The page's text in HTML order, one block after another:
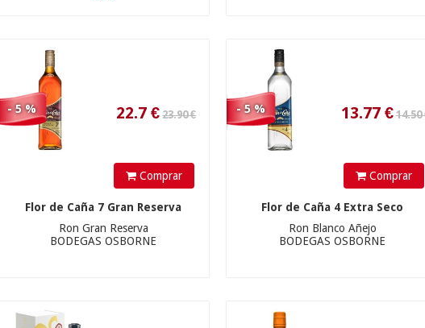
- 5 %
Comprar
Flor de Caña 7 Gran Reserva
Ron Gran Reserva
BODEGAS OSBORNE
- 5 %
Comprar
Flor de Caña 4 Extra Seco
Ron Blanco Añejo
BODEGAS OSBORNE
73.05€ 36.95€
38.90 €